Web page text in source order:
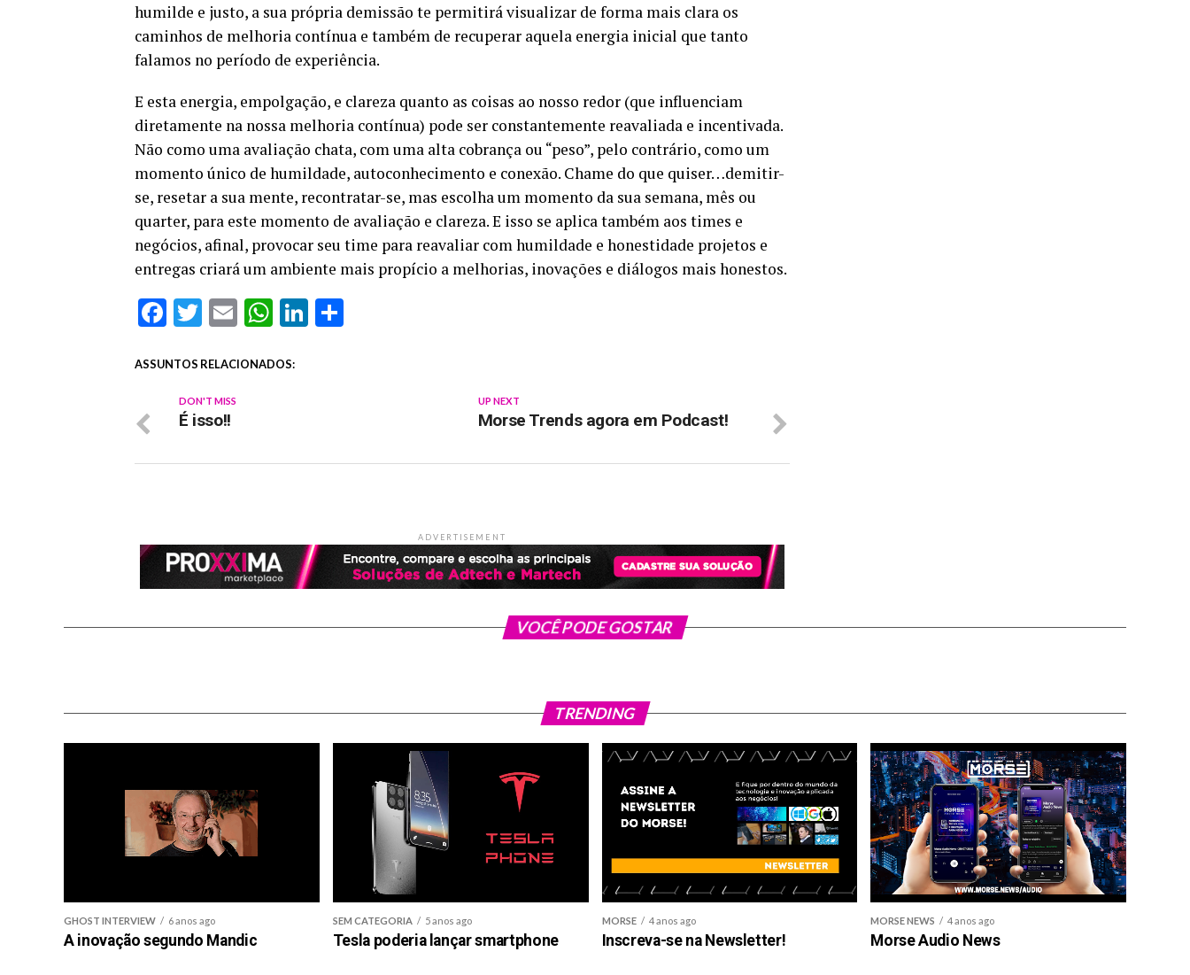
humilde e justo, a sua própria demissão te permitirá visualizar de forma mais clara os
caminhos de melhoria contínua e também de recuperar aquela energia inicial que tanto
falamos no período de experiência.
E esta energia, empolgação, e clareza quanto as coisas ao nosso redor (que influenciam
diretamente na nossa melhoria contínua) pode ser constantemente reavaliada e incentivada.
Não como uma avaliação chata, com uma alta cobrança ou “peso”, pelo contrário, como um
momento único de humildade, autoconhecimento e conexão. Chame do que quiser…demitir-
se, resetar a sua mente, recontratar-se, mas escolha um momento da sua semana, mês ou
quarter, para este momento de avaliação e clareza. E isso se aplica também aos times e
negócios, afinal, provocar seu time para reavaliar com humildade e honestidade projetos e
entregas criará um ambiente mais propício a melhorias, inovações e diálogos mais honestos.
Facebook
Twitter
EmailWhatsApp
LinkedIn
ASSUNTOS RELACIONADOS:
UP NEXT
Morse Trends agora em Podcast!
DON'T MISS
É isso!!
ADVERTISEMENT
VOCÊ PODE GOSTAR
TRENDING
GHOST INTERVIEW 6 anos ago
A inovação segundo Mandic
SEM CATEGORIA 5 anos ago
Tesla poderia lançar smartphone
MORSE 4 anos ago
Inscreva-se na Newsletter!
MORSE NEWS 4 anos ago
Morse Audio News